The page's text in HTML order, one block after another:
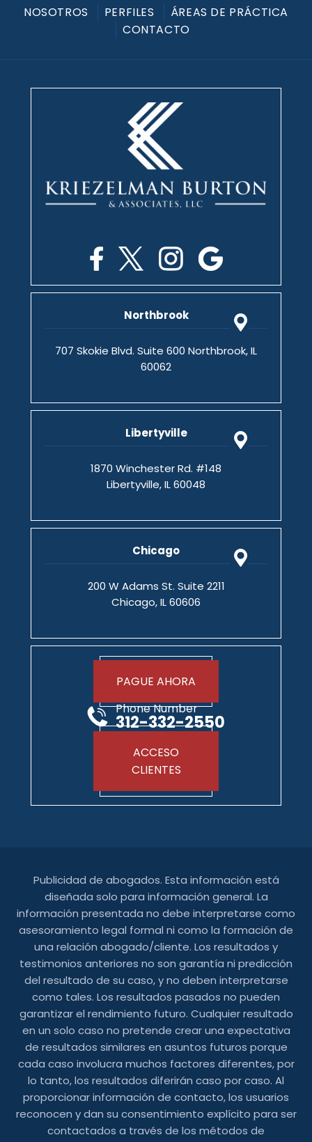
NOSOTROS PERFILES
ÁREAS DE PRÁCTICA
CONTACTO
Northbrook
707 Skokie Blvd. Suite 600 Northbrook, IL
60062
Libertyville
1870 Winchester Rd. #148
Libertyville, IL 60048
Chicago
200 W Adams St. Suite 2211
Chicago, IL 60606
PAGUE AHORA
Phone Number
312-332-2550
ACCESO
CLIENTES
Publicidad de abogados. Esta información está
diseñada solo para información general. La
información presentada no debe interpretarse como
asesoramiento legal formal ni como la formación de
una relación abogado/cliente. Los resultados y
testimonios anteriores no son garantía ni predicción
del resultado de su caso, y no deben interpretarse
como tales. Los resultados pasados ​​no pueden
garantizar el rendimiento futuro. Cualquier resultado
en un solo caso no pretende crear una expectativa
de resultados similares en asuntos futuros porque
cada caso involucra muchos factores diferentes, por
lo tanto, los resultados diferirán caso por caso. Al
proporcionar información de contacto, los usuarios
reconocen y dan su consentimiento explícito para ser
contactados a través de los métodos de